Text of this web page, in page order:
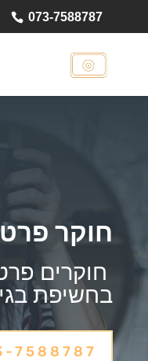
073-7588787
חוקר
חוקרים
בחשיפת
7588787